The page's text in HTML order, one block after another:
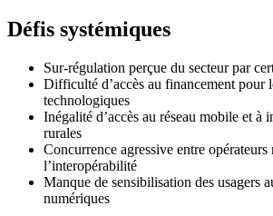
Défis systémiques
Sur-régulation perçue du secteur par
Difficulté d’accès au financement pour
technologiques
Inégalité d’accès au réseau mobile et à
rurales
Concurrence agressive entre
l’interopérabilité
Manque de sensibilisation des usagers
numériques